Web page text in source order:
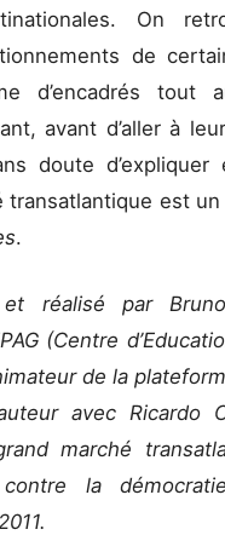
On
de
d’encadrés tout
avant d’aller à
doute d’expliquer
transatlantique est un
.
réalisé par
(Centre
de la
avec Ricardo
marché
la